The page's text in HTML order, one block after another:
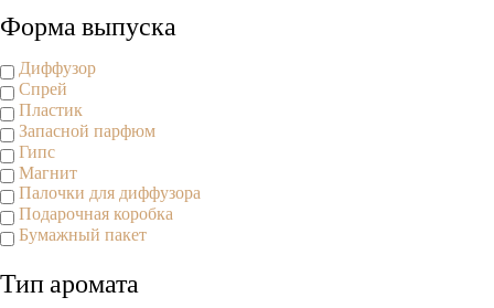
Форма выпуска
Диффузор
Спрей
Пластик
Запасной парфюм
Гипс
Магнит
Палочки для диффузора
Подарочная коробка
Бумажный пакет
Тип аромата